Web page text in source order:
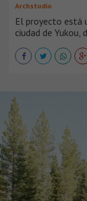
Archstudio
El proyecto está
ciudad de Yukou,